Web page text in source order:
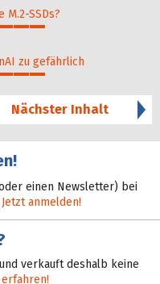
SSDs?
zu gefährlich
Nächster Inhalt
einen Newsletter) bei
Jetzt anmelden!
verkauft deshalb keine